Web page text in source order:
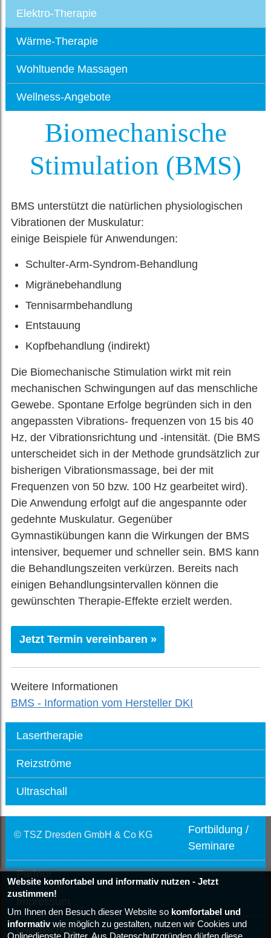
Elektro-Therapie
Wärme-Therapie
Wohltuende Massagen
Wellness-Angebote
Biomechanische
Stimulation (BMS)
BMS unterstützt die natürlichen physiologischen
Vibrationen der Muskulatur:
einige Beispiele für Anwendungen:
Schulter-Arm-Syndrom-Behandlung
Migränebehandlung
Tennisarmbehandlung
Entstauung
Kopfbehandlung (indirekt)
Die Biomechanische Stimulation wirkt mit rein
mechanischen Schwingungen auf das menschliche
Gewebe. Spontane Erfolge begründen sich in den
angepassten Vibrations- frequenzen von 15 bis 40
Hz, der Vibrationsrichtung und -intensität. (Die BMS
unterscheidet sich in der Methode grundsätzlich zur
bisherigen Vibrationsmassage, bei der mit
Frequenzen von 50 bzw. 100 Hz gearbeitet wird).
Die Anwendung erfolgt auf die angespannte oder
gedehnte Muskulatur. Gegenüber
Gymnastikübungen kann die Wirkungen der BMS
intensiver, bequemer und schneller sein. BMS kann
die Behandlungszeiten verkürzen. Bereits nach
einigen Behandlungsintervallen können die
gewünschten Therapie-Effekte erzielt werden.
Jetzt Termin vereinbaren »
Weitere Informationen
BMS - Information vom Hersteller DKI
Lasertherapie
Reizströme
Ultraschall
© TSZ Dresden GmbH & Co KG
Fortbildung /
Seminare
Partner
Impressum
Datenschutz
Website komfortabel und informativ nutzen - Jetzt
zustimmen!
Um Ihnen den Besuch dieser Website so komfortabel und
informativwie möglich zu gestalten, nutzen wir Cookies und